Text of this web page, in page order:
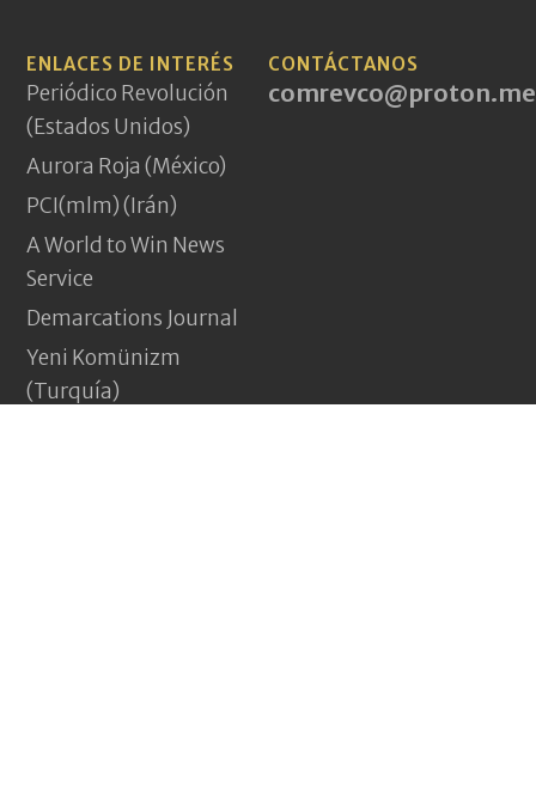
ENLACES DE INTERÉS
Periódico Revolución
(Estados Unidos)
Aurora Roja (México)
PCI(mlm) (Irán)
A World to Win News
Service
Demarcations Journal
Yeni Komünizm
(Turquía)
CONTÁCTANOS
comrevco@proton.me